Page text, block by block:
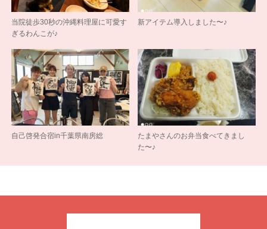
当院徒歩30秒の沖縄料理屋に可愛す
ぎるわんこが♪
新アイテム導入しました〜♪
自己啓発合宿in千葉県南房総
たまやさんのお弁当食べてきまし
た〜♪